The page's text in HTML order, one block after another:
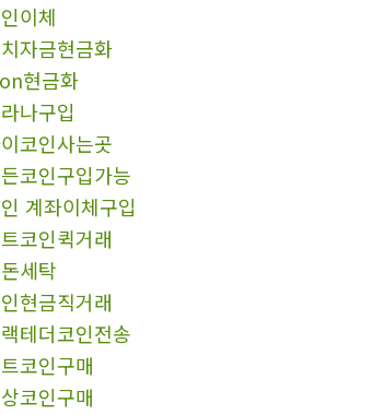
이체
자금현금화
현금화
나구입
코인사는곳
코인구입가능
계좌이체구입
코인퀵거래
세탁
현금직거래
테더코인전송
코인구매
코인구매